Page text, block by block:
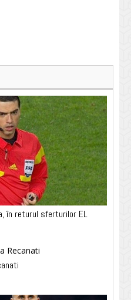
în returul sferturilor EL